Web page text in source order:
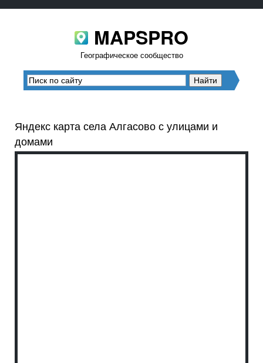
MAPSPRO
Географическое сообщество
Яндекс карта села Алгасово с улицами и
домами